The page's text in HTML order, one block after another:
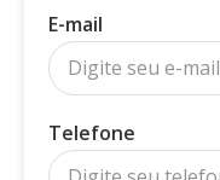
E-mail
Telefone